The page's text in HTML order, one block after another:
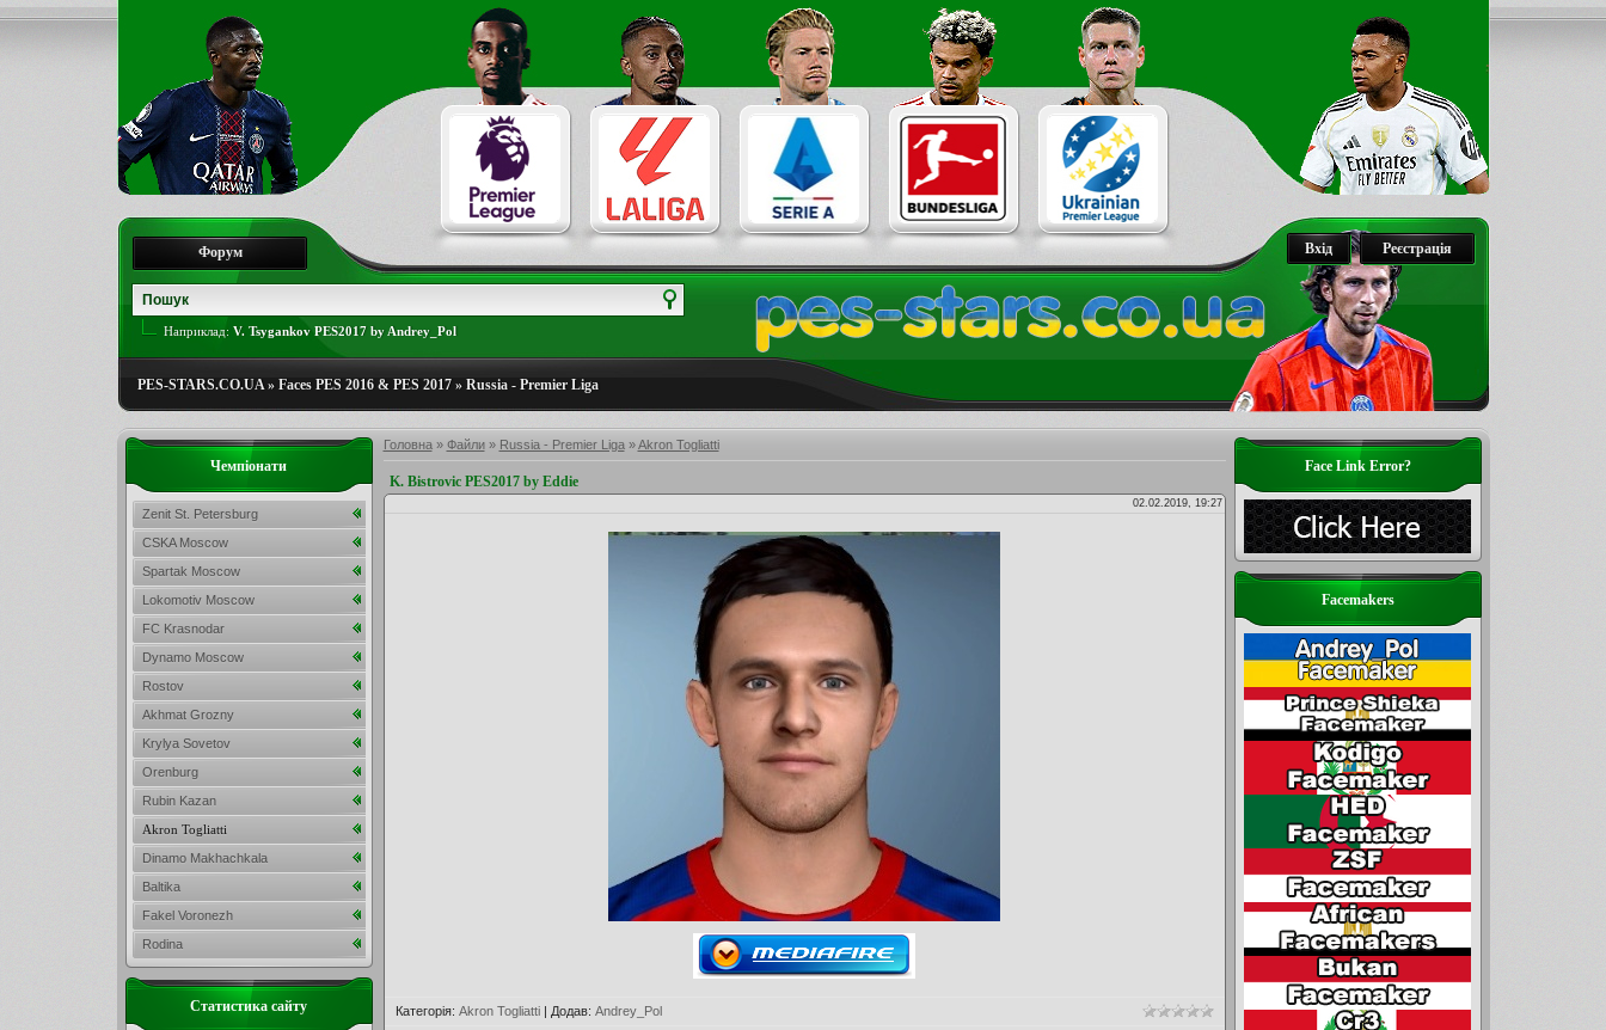
Реєстрація
Вхід
Форум
Наприклад: V. Tsygankov PES2017 by Andrey_Pol
PES-STARS.CO.UA» Faces PES 2016 & PES 2017» Russia - Premier Liga
Головна» Файли» Russia - Premier Liga»Akron Togliatti
K. Bistrovic PES2017 by Eddie
02.02.2019, 19:27
Категорія: Akron Togliatti| Додав: Andrey_Pol
Face Link Error?
Facemakers
Чемпіонати
Zenit St. Petersburg
CSKA Moscow
Spartak Moscow
Lokomotiv Moscow
FC Krasnodar
Dynamo Moscow
Rostov
Akhmat Grozny
Krylya Sovetov
Orenburg
Rubin Kazan
Akron Togliatti
Dinamo Makhachkala
Baltika
Fakel Voronezh
Rodina
Статистика сайту